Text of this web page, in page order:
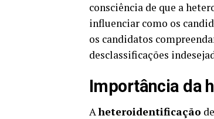
consciência de que a
influenciar como os
os candidatos
desclassificações
Importância da
Aheteroidentificação